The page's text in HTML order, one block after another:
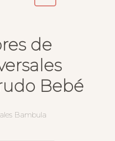
de
Bebé
Bambula